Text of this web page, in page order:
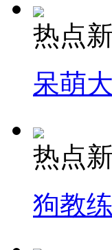
热点
呆萌
热点
狗教